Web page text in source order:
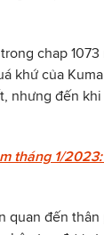
chap
khứ của
nhưng đến
tháng 1/
đến thân